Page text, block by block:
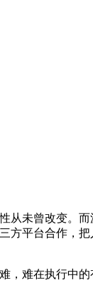
从未曾改变。
方平台合作，
，难在执行中